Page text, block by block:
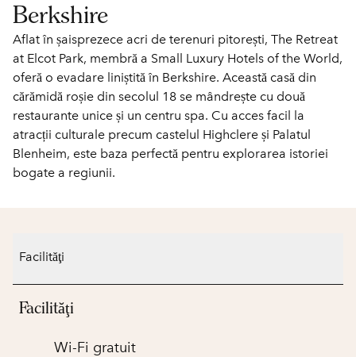
Berkshire
Aflat în șaisprezece acri de terenuri pitorești, The Retreat
at Elcot Park, membră a Small Luxury Hotels of the World,
oferă o evadare liniștită în Berkshire. Această casă din
cărămidă roșie din secolul 18 se mândrește cu două
restaurante unice și un centru spa. Cu acces facil la
atracții culturale precum castelul Highclere și Palatul
Blenheim, este baza perfectă pentru explorarea istoriei
bogate a regiunii.
Facilităţi
Facilităţi
Wi-Fi gratuit